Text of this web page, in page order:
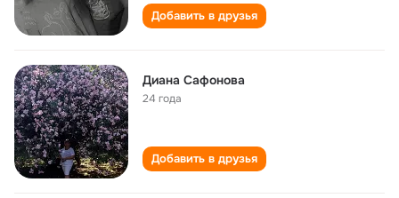
Добавить в друзья
Диана Сафонова
24 года
Добавить в друзья